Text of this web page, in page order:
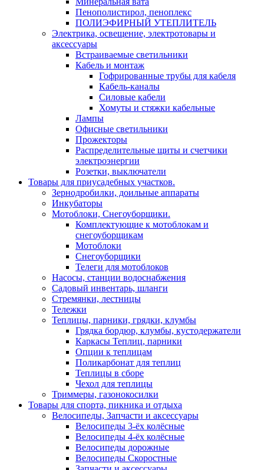
Пенополистирол, пеноплекс
ПОЛИЭФИРНЫЙ УТЕПЛИТЕЛЬ
Электрика, освещение, электротовары и
аксессуары
Встраиваемые светильники
Кабель и монтаж
Гофрированные трубы для кабеля
Кабель-каналы
Силовые кабели
Хомуты и стяжки кабельные
Лампы
Офисные светильники
Прожекторы
Распределительные щиты и счетчики
электроэнергии
Розетки, выключатели
Товары для приусадебных участков.
Зернодробилки, доильные аппараты
Инкубаторы
Мотоблоки, Снегоуборщики.
Комплектующие к мотоблокам и
снегоуборщикам
Мотоблоки
Снегоуборщики
Телеги для мотоблоков
Насосы, станции водоснабжения
Садовый инвентарь, шланги
Стремянки, лестницы
Тележки
Теплицы, парники, грядки, клумбы
Грядка бордюр, клумбы, кустодержатели
Каркасы Теплиц, парники
Опции к теплицам
Поликарбонат для теплиц
Теплицы в сборе
Чехол для теплицы
Триммеры, газонокосилки
Товары для спорта, пикника и отдыха
Велосипеды, Запчасти и аксессуары
Велосипеды 3-ёх колёсные
Велосипеды 4-ёх колёсные
Велосипеды дорожные
Велосипеды Скоростные